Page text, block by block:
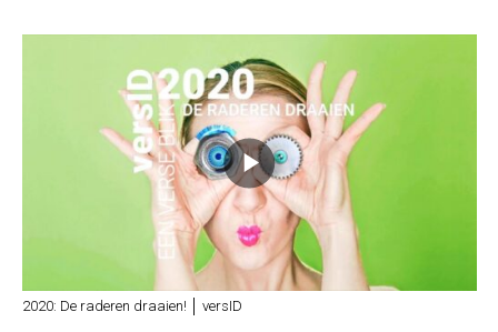
2020: De raderen draaien! │ versID